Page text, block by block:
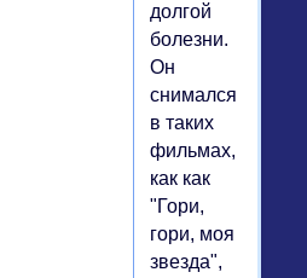
долгой
болезни.
Он
снимался
в таких
фильмах,
как как
"Гори,
гори, моя
звезда",